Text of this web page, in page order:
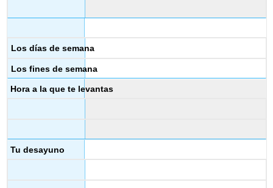
Los días de semana
Los fines de semana
Hora a la que te levantas
Tu desayuno